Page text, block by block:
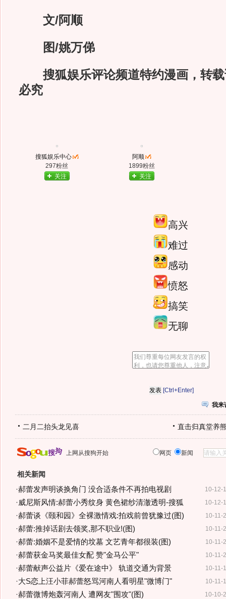
文/阿顺
图/姚万俤
搜狐娱乐评论频道特约漫画，转载
必究
搜狐娱乐中心
297粉丝
关注
阿顺
1899粉丝
关注
高兴
难过
感动
愤怒
搞笑
无聊
[Ctrl+Enter]
我来
二月二抬头龙见喜 直击归真堂养
上网从搜狗开始 网页 新闻
相关新闻
10-12-
·郝蕾发声明谈换角门 没合适条件不再拍电视剧
10-12-
·威尼斯风情:郝蕾小秀纹身 黄色裙纱清澈透明-搜狐
10-11-
·郝蕾谈《颐和园》全裸激情戏:拍戏前曾犹豫过(图)
10-11-
·郝蕾:推掉话剧去领奖,那不职业!(图)
10-11-
·郝蕾:婚姻不是爱情的坟墓 文艺青年都很装(图)
10-11-
·郝蕾获金马奖最佳女配 赞"金马公平"
10-11-
·郝蕾献声公益片《爱在途中》 轨道交通为背景
10-11-
·大S恋上汪小菲郝蕾怒骂河南人看明星"微博门"
10-10-
·郝蕾微博炮轰河南人 遭网友"围攻"(图)